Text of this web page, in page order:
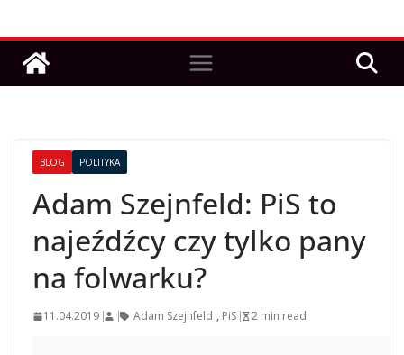
BLOG POLITYKA
Adam Szejnfeld: PiS to
najeźdźcy czy tylko pany
na folwarku?
11.04.2019 Adam Szejnfeld , PiS 2 min read